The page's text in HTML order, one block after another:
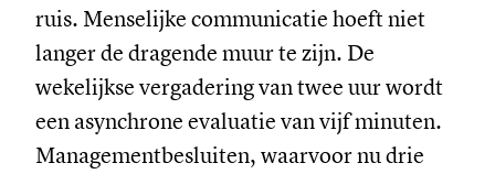
ruis. Menselijke communicatie hoeft niet
langer de dragende muur te zijn. De
wekelijkse vergadering van twee uur wordt
een asynchrone evaluatie van vijf minuten.
Managementbesluiten, waarvoor nu drie